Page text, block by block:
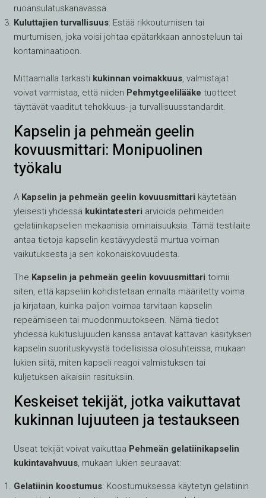
ruoansulatuskanavassa.
Kuluttajien turvallisuus: Estää rikkoutumisen tai
murtumisen, joka voisi johtaa epätarkkaan annosteluun tai
kontaminaatioon.
Mittaamalla tarkasti kukinnan voimakkuus, valmistajat
voivat varmistaa, että niiden Pehmytgeelilääke tuotteet
täyttävät vaaditut tehokkuus- ja turvallisuusstandardit.
Kapselin ja pehmeän geelin
kovuusmittari: Monipuolinen
työkalu
A Kapselin ja pehmeän geelin kovuusmittari käytetään
yleisesti yhdessä kukintatesteri arvioida pehmeiden
gelatiinikapselien mekaanisia ominaisuuksia. Tämä testilaite
antaa tietoja kapselin kestävyydestä murtua voiman
vaikutuksesta ja sen kokonaiskovuudesta.
The Kapselin ja pehmeän geelin kovuusmittari toimii
siten, että kapseliin kohdistetaan ennalta määritetty voima
ja kirjataan, kuinka paljon voimaa tarvitaan kapselin
repeämiseen tai muodonmuutokseen. Nämä tiedot
yhdessä kukituslujuuden kanssa antavat kattavan käsityksen
kapselin suorituskyvystä todellisissa olosuhteissa, mukaan
lukien siitä, miten kapseli reagoi valmistuksen tai
kuljetuksen aikaisiin rasituksiin.
Keskeiset tekijät, jotka vaikuttavat
kukinnan lujuuteen ja testaukseen
Useat tekijät voivat vaikuttaa Pehmeän gelatiinikapselin
kukintavahvuus, mukaan lukien seuraavat:
Gelatiinin koostumus: Koostumuksessa käytetyn gelatiinin